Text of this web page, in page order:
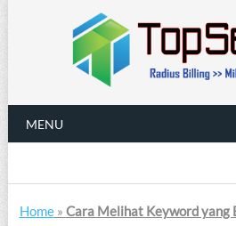
MENU
Home» Cara Melihat Keyword yang